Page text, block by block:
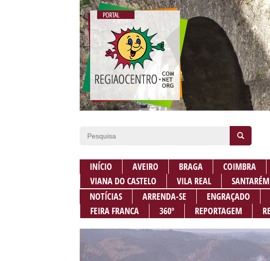
INÍCIO AVEIRO BRAGA COIMBRA
VIANA DO CASTELO
VILA REAL SANTARÉM
NOTÍCIAS
ARRENDA-SE ENGRAÇADO
FEIRA FRANCA
360º REPORTAGEM